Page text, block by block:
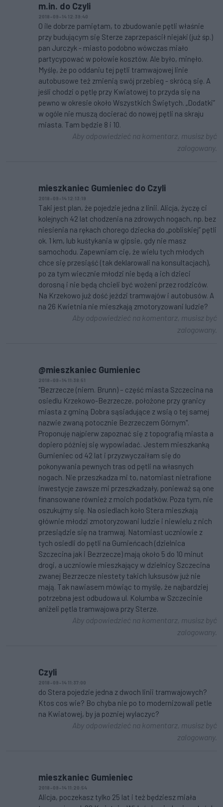
m.in. do Czyli
2018-09-14 12:39:40
O ile dobrze pamiętam, to zbudowanie pętli właśnie
przy budującym się Sterze zaprzepaścił niejaki (już śp.)
pan Jurczyk - miasto podobno wówczas miało
partycypować w połowie kosztów. Ale było, minęło.
Myślę, że po oddaniu tej pętli tramwajowej linie
autobusowe też zmienią swój przebieg - skrócą się. A
jeśli chodzi o pętlę przy Kwiatowej to przyda się na
pewno w okresie około Wszystkich Świętych. „Dodatki”
w ogóle nie muszą docierać do nowej pętli na skraju
miasta. Tam będzie 8 i 10.
Aby odpowiedzieć na komentarz, musisz być
zalogowany.
mieszkaniec Gumieniec do Czyli
2018-09-14 12:13:19
Taki jest plan, że pojedzie jedna z linii. Alicja, życzę ci
kolejnych 42 lat chodzenia na zdrowych nogach, np. bez
niesienia na rękach chorego dziecka do „pobliskiej” pętli
ok. 1 km, lub kuśtykania w gipsie, gdy nie masz
samochodu. Zapewniam cię, że wielu tych młodych
chce się przesiąść (tak deklarowali na konsultacjach),
po za tym wiecznie młodzi nie będą a ich dzieci
dorosną i nie będą chcieli być wożeni przez rodziców.
Na Krzekowo już dość jeździ tramwajów i autobusów. A
na 26 Kwietnia nie mieszkają zmotoryzowani ludzie?
Aby odpowiedzieć na komentarz, musisz być
zalogowany.
@mieszkaniec Gumieniec
2018-09-14 11:38:51
"Bezrzecze (niem. Brunn) – część miasta Szczecina na
osiedlu Krzekowo-Bezrzecze, położone przy granicy
miasta z gminą Dobra sąsiadujące z wsią o tej samej
nazwie zwaną potocznie Bezrzeczem Górnym".
Proponuję najpierw zapoznać się z topografią miasta a
dopiero później się wypowiadać. Jestem mieszkanką
Gumieniec od 42 lat i przyzwyczaiłam się do
pokonywania pewnych tras od pętli na własnych
nogach. Nie przeszkadza mi to, natomiast nietrafione
inwestycje zawsze mi przeszkadzały, ponieważ są one
finansowane również z moich podatków. Poza tym, nie
oszukujmy się. Na osiedlach koło Stera mieszkają
głównie młodzi zmotoryzowani ludzie i niewielu z nich
przesiądzie się na tramwaj. Natomiast uczniowie z
tych osiedli do pętli na Gumieńcach (dzielnica
Szczecina jak i Bezrzecze) mają około 5 do 10 minut
drogi, a uczniowie mieszkający w dzielnicy Szczecina
zwanej Bezrzecze niestety takich luksusów już nie
mają. Tak nawiasem mówiąc to myślę, że najbardziej
potrzebna jest odbudowa ul. Kolumba w Szczecinie
aniżeli pętla tramwajowa przy Sterze.
Aby odpowiedzieć na komentarz, musisz być
zalogowany.
Czyli
2018-09-14 11:37:00
do Stera pojedzie jedna z dwoch linii tramwajowych?
Ktos cos wie? Bo chyba nie po to modernizowali petle
na Kwiatowej, by ja pozniej wylaczyc?
Aby odpowiedzieć na komentarz, musisz być
zalogowany.
mieszkaniec Gumieniec
2018-09-14 11:20:54
Alicja, poczekasz tylko 25 lat i też będziesz miała